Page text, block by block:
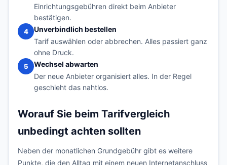
Einrichtungsgebühren direkt beim Anbieter
bestätigen.
4
Unverbindlich bestellen
Tarif auswählen oder abbrechen. Alles passiert ganz
ohne Druck.
5
Wechsel abwarten
Der neue Anbieter organisiert alles. In der Regel
geschieht das nahtlos.
Worauf Sie beim Tarifvergleich
unbedingt achten sollten
Neben der monatlichen Grundgebühr gibt es weitere
Punkte, die den Alltag mit einem neuen Internetanschluss